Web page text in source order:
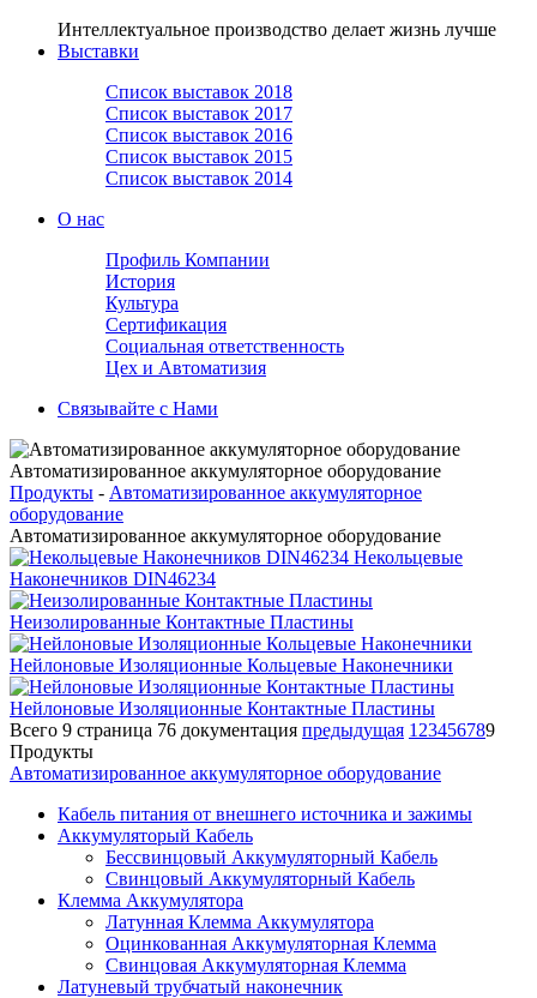
Интеллектуальное производство делает жизнь лучше
Выставки
Список выставок 2018
Список выставок 2017
Список выставок 2016
Список выставок 2015
Список выставок 2014
О нас
Профиль Компании
История
Культура
Сертификация
Социальная ответственность
Цех и Автоматизия
Связывайте с Нами
Автоматизированное аккумуляторное оборудование
Продукты - Автоматизированное аккумуляторное
оборудование
Автоматизированное аккумуляторное оборудование
Некольцевые Наконечников DIN46234
Неизолированные Контактные Пластины
Нейлоновые Изоляционные Кольцевые Наконечники
Нейлоновые Изоляционные Контактные Пластины
Всего 9 страница 76 документация предыдущая 1234567
Продукты
Автоматизированное аккумуляторное оборудование
Кабель питания от внешнего источника и зажимы
Аккумуляторый Кабель
Бессвинцовый Аккумуляторный Кабель
Клемма Аккумулятора
Латунная Клемма Аккумулятора
Оцинкованная Аккумуляторная Клемма
Свинцовая Аккумуляторная Клемма
Латуневый трубчатый наконечник
Зарядное устройство
Пусковое устройство
Инвертирующий усилитель мощности
Тестёр аккумуляторной батареи